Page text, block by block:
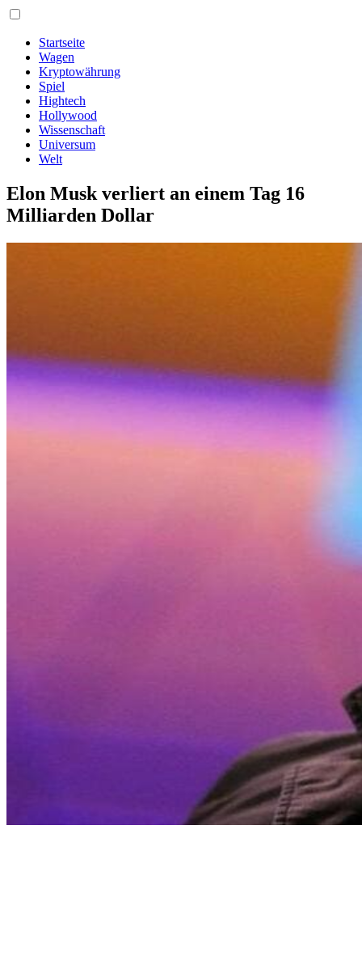
Startseite
Wagen
Kryptowährung
Spiel
Hightech
Hollywood
Wissenschaft
Universum
Welt
Elon Musk verliert an einem Tag 16
Milliarden Dollar